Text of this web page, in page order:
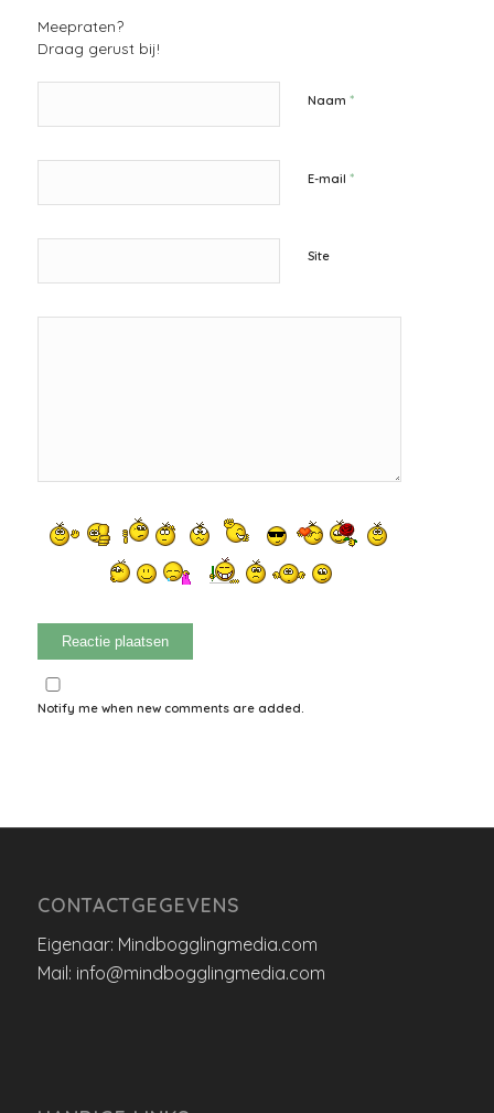
Meepraten?
Draag gerust bij!
Naam *
E-mail *
Site
Notify me when new comments are added.
CONTACTGEGEVENS
Eigenaar: Mindbogglingmedia.com
Mail: info@mindbogglingmedia.com